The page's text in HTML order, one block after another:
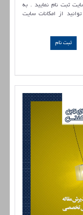
ثبت نام نمایید . به
از امکانات سایت